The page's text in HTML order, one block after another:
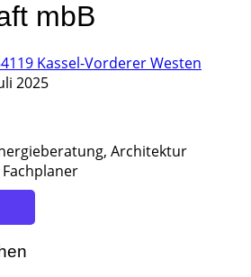
mbB
Kassel-Vorderer Westen
2025
Architektur
Fachplaner